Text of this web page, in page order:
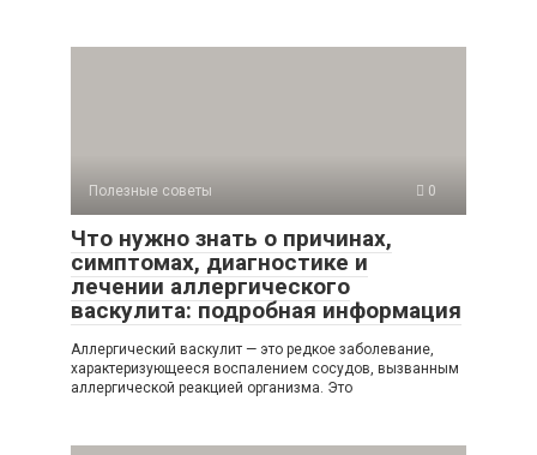
Полезные советы 0
Что нужно знать о причинах,
симптомах, диагностике и
лечении аллергического
васкулита: подробная информация
Аллергический васкулит — это редкое заболевание,
характеризующееся воспалением сосудов, вызванным
аллергической реакцией организма. Это